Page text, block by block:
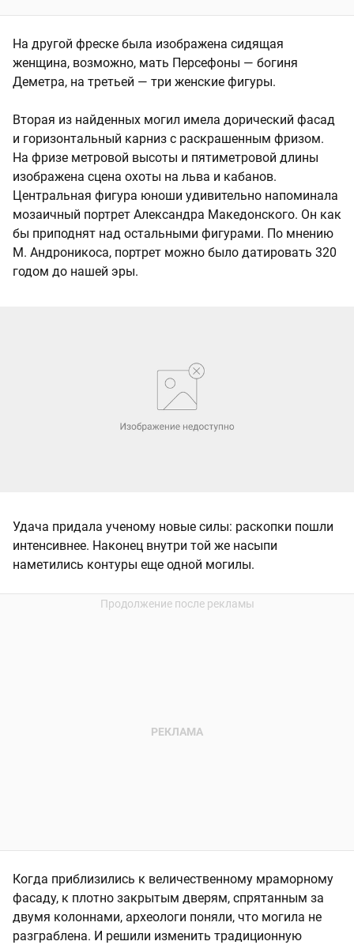
На другой фреске была изображена сидящая
женщина, возможно, мать Персефоны — богиня
Деметра, на третьей — три женские фигуры.
Вторая из найденных могил имела дорический фасад
и горизонтальный карниз с раскрашенным фризом.
На фризе метровой высоты и пятиметровой длины
изображена сцена охоты на льва и кабанов.
Центральная фигура юноши удивительно напоминала
мозаичный портрет Александра Македонского. Он как
бы приподнят над остальными фигурами. По мнению
М. Андроникоса, портрет можно было датировать 320
годом до нашей эры.
Удача придала ученому новые силы: раскопки пошли
интенсивнее. Наконец внутри той же насыпи
наметились контуры еще одной могилы.
Когда приблизились к величественному мраморному
фасаду, к плотно закрытым дверям, спрятанным за
двумя колоннами, археологи поняли, что могила не
разграблена. И решили изменить традиционную